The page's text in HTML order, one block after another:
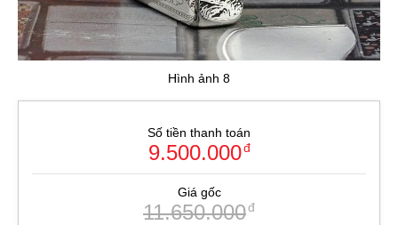
Hình ảnh 8
Số tiền thanh toán
9.500.000đ
Giá gốc
11.650.000đ